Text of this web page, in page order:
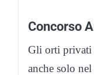
Concorso
Gli orti privati
anche solo